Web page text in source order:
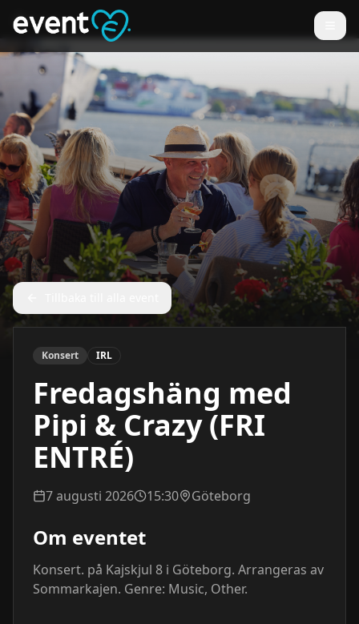
Konsert IRL
Fredagshäng med
Pipi & Crazy (FRI
ENTRÉ)
7 augusti 2026 15:30 Göteborg
Om eventet
Konsert. på Kajskjul 8 i Göteborg. Arrangeras av
Sommarkajen. Genre: Music, Other.